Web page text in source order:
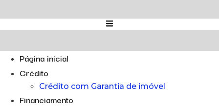
para
o
Página inicial
Crédito
Crédito com Garantia de imóvel
Financiamento